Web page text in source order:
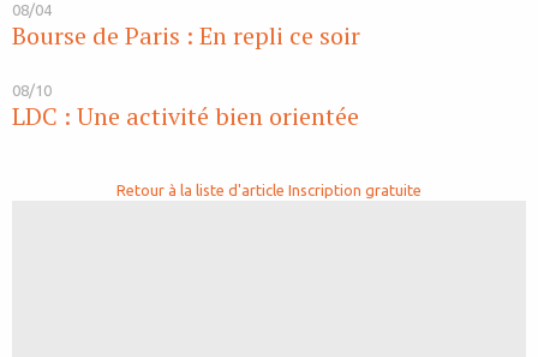
08/04
Bourse de Paris : En repli ce soir
08/10
LDC : Une activité bien orientée
Retour à la liste d'article Inscription gratuite